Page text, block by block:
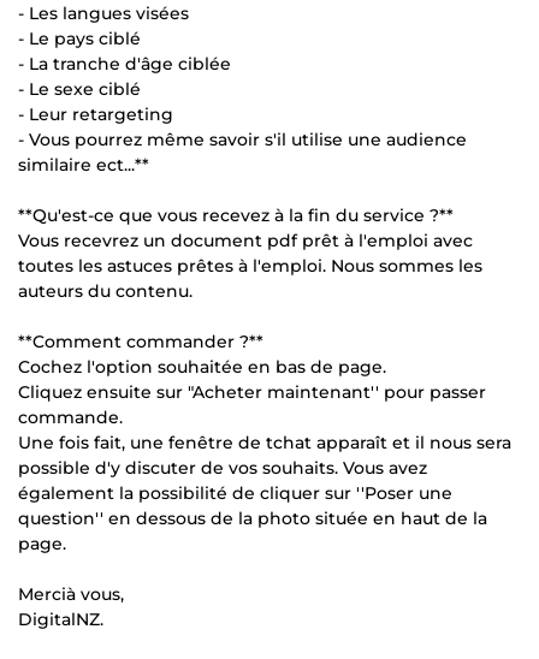
- Les langues visées
- Le pays ciblé
- La tranche d'âge ciblée
- Le sexe ciblé
- Leur retargeting
- Vous pourrez même savoir s'il utilise une audience
similaire ect...**
**Qu'est-ce que vous recevez à la fin du service ?**
Vous recevrez un document pdf prêt à l'emploi avec
toutes les astuces prêtes à l'emploi. Nous sommes les
auteurs du contenu.
**Comment commander ?**
Cochez l'option souhaitée en bas de page.
Cliquez ensuite sur "Acheter maintenant'' pour passer
commande.
Une fois fait, une fenêtre de tchat apparaît et il nous sera
possible d'y discuter de vos souhaits. Vous avez
également la possibilité de cliquer sur ''Poser une
question'' en dessous de la photo située en haut de la
page.
Mercià vous,
DigitalNZ.